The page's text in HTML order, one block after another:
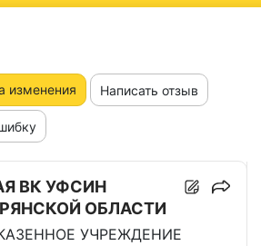
изменения Написать отзыв
ВК УФСИН
ОБЛАСТИ
УЧРЕЖДЕНИЕ